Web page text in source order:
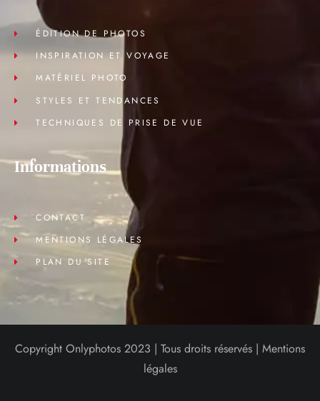
ÉDITION DE PHOTOS
INSPIRATION ET VOYAGE
MATÉRIEL PHOTO
STYLES ET TENDANCES
TECHNIQUES DE PRISE DE VUE
Informations
CONTACT
MENTIONS LÉGALES
PLAN DU SITE
Copyright Onlyphotos 2023 | Tous droits réservés | Mentions
légales